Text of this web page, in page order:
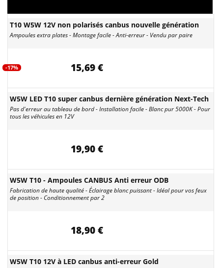
T10 W5W 12V non polarisés canbus nouvelle génération
Ampoules extra plates - Montage facile - Anti-erreur - Vendu par paire
-17% 15,69 €
W5W LED T10 super canbus dernière génération Next-Tech
Pas d'erreur au tableau de bord - Installation facile - Blanc pur 5000K - Pour
tous les véhicules en 12V
19,90 €
W5W T10 - Ampoules CANBUS Anti erreur ODB
Fabrication de haute qualité - Éclairage blanc puissant - Idéal pour vos feux
de position - Conditionnement par 2
18,90 €
W5W T10 12V à LED canbus anti-erreur Gold